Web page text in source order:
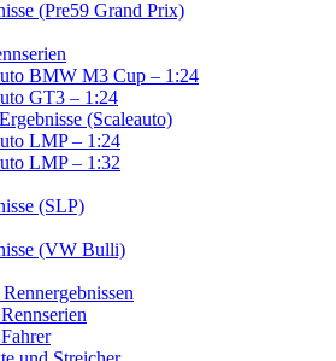
(Pre59 Grand Prix)
BMW M3 Cup – 1:24
GT3 – 1:24
Ergebnisse (Scaleauto)
LMP – 1:24
LMP – 1:32
(SLP)
(VW Bulli)